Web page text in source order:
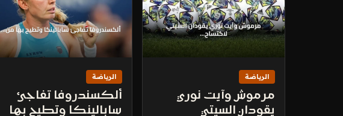
الرياضة
مرموش وآيت نوري
يقودان السيتي
الرياضة
ألكسندروفا تفاجئ
سابالينكا وتطيح بها